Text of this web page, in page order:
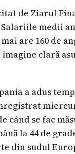
de Ziarul
medii
are 160 de
clară
a adus
când se fac
la 44 de
din sudul